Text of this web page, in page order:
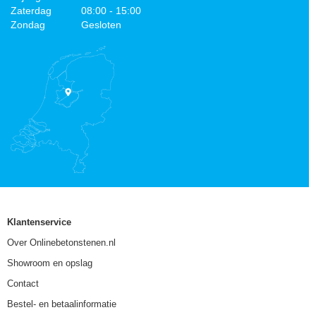
Zaterdag
08:00 - 15:00
Zondag
Gesloten
Klantenservice
Over Onlinebetonstenen.nl
Showroom en opslag
Contact
Bestel- en betaalinformatie